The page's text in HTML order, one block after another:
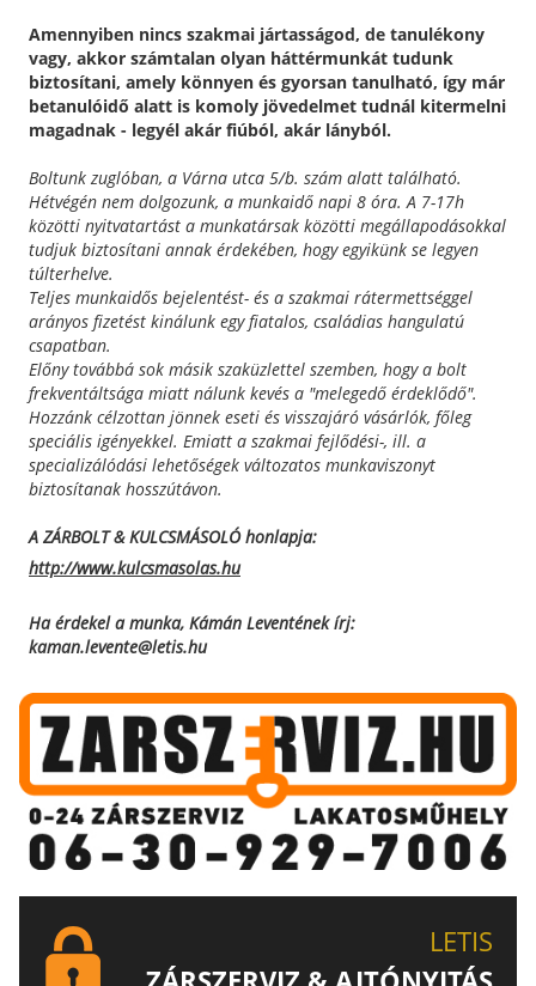
Amennyiben nincs szakmai jártasságod, de tanulékony
vagy, akkor számtalan olyan háttérmunkát tudunk
biztosítani, amely könnyen és gyorsan tanulható, így már
betanulóidő alatt is komoly jövedelmet tudnál kitermelni
magadnak - legyél akár fiúból, akár lányból.
Boltunk zuglóban, a Várna utca 5/b. szám alatt található.
Hétvégén nem dolgozunk, a munkaidő napi 8 óra. A 7-17h
közötti nyitvatartást a munkatársak közötti megállapodásokkal
tudjuk biztosítani annak érdekében, hogy egyikünk se legyen
túlterhelve.
Teljes munkaidős bejelentést- és a szakmai rátermettséggel
arányos fizetést kinálunk egy fiatalos, családias hangulatú
csapatban.
Előny továbbá sok másik szaküzlettel szemben, hogy a bolt
frekventáltsága miatt nálunk kevés a "melegedő érdeklődő".
Hozzánk célzottan jönnek eseti és visszajáró vásárlók, főleg
speciális igényekkel. Emiatt a szakmai fejlődési-, ill. a
specializálódási lehetőségek változatos munkaviszonyt
biztosítanak hosszútávon.
A ZÁRBOLT & KULCSMÁSOLÓ honlapja:
http://www.kulcsmasolas.hu
Ha érdekel a munka, Kámán Leventének írj:
kaman.levente@letis.hu
LETIS